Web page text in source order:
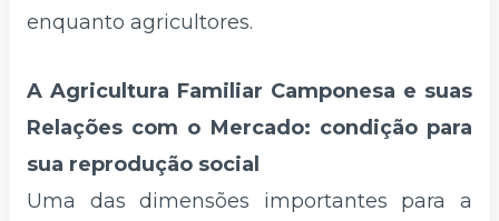
enquanto agricultores.
A Agricultura Familiar Camponesa e suas
Relações com o Mercado: condição para
sua reprodução social
Uma das dimensões importantes para a